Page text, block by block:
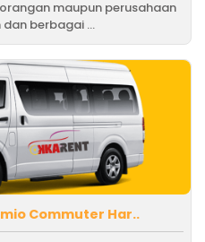
maupun perusahaan
berbagai ...
Commuter Har..